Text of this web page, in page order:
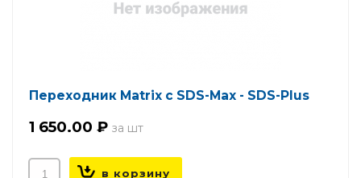
Переходник Matrix с SDS-Max - SDS-Plus
1 650.00 ₽